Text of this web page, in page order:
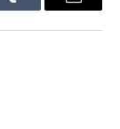
Tumblr Email